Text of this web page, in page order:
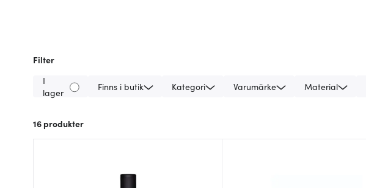
Filter
I
lager
Finns i butik Kategori Varumärke Material
16 produkter